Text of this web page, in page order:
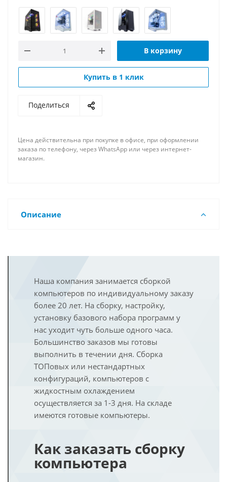
В корзину
Купить в 1 клик
Поделиться
Цена действительна при покупке в офисе, при оформлении
заказа по телефону, через WhatsApp или через интернет-
магазин.
Описание
Наша компания занимается сборкой
компьютеров по индивидуальному заказу
более 20 лет. На сборку, настройку,
установку базового набора программ у
нас уходит чуть больше одного часа.
Большинство заказов мы готовы
выполнить в течении дня. Сборка
ТОПовых или нестандартных
конфигураций, компьютеров с
жидкостным охлаждением
осуществляется за 1-3 дня. На складе
имеются готовые компьютеры.
Как заказать сборку
компьютера